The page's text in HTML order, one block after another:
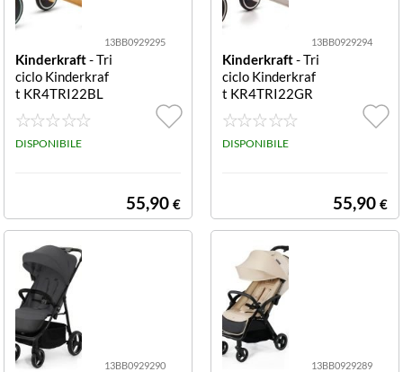
13BB0929295
Kinderkraft- Tri
ciclo Kinderkraf
t KR4TRI22BL
U0000 4TRIKE
trasformabile 3
in 1 Sunfl trasfo
DISPONIBILE
55,90 €
13BB0929294
Kinderkraft- Tri
ciclo Kinderkraf
t KR4TRI22GR
Y0000 4TRIKE
trasformabile 3
in 1 Silve trasfor
DISPONIBILE
55,90 €
13BB0929290 13BB0929289